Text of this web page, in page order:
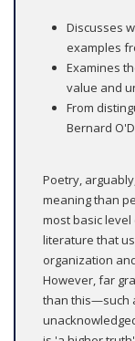
Discusses
examples
Examines
value and
From
Bernard
Poetry,
meaning than
most basic
literature that
organization
However, far
than this—such